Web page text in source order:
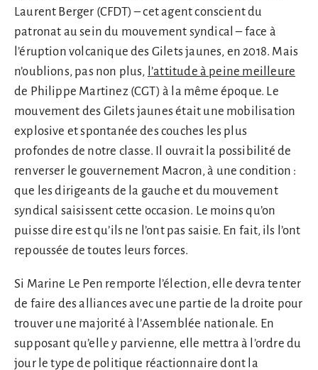
Laurent Berger (CFDT) – cet agent conscient du
patronat au sein du mouvement syndical – face à
l’éruption volcanique des Gilets jaunes, en 2018. Mais
n’oublions, pas non plus, l’attitude à peine meilleure
de Philippe Martinez (CGT) à la même époque. Le
mouvement des Gilets jaunes était une mobilisation
explosive et spontanée des couches les plus
profondes de notre classe. Il ouvrait la possibilité de
renverser le gouvernement Macron, à une condition :
que les dirigeants de la gauche et du mouvement
syndical saisissent cette occasion. Le moins qu’on
puisse dire est qu’ils ne l’ont pas saisie. En fait, ils l’ont
repoussée de toutes leurs forces.
Si Marine Le Pen remporte l’élection, elle devra tenter
de faire des alliances avec une partie de la droite pour
trouver une majorité à l’Assemblée nationale. En
supposant qu’elle y parvienne, elle mettra à l’ordre du
jour le type de politique réactionnaire dont la